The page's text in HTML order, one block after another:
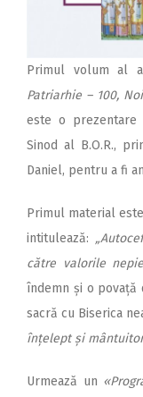
Primul volum al
Patriarhie – 100,
este o
Sinod al B.O.R.,
Daniel, pentru a fi
Primul material
intitulează:
către valorile
îndemn și o povață
sacră cu Biserica
înțelept și
Urmează un